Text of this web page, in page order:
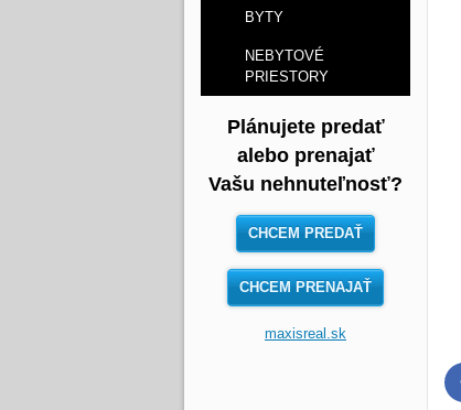
BYTY
NEBYTOVÉ
PRIESTORY
Plánujete predať
alebo prenajať
Vašu nehnuteľnosť?
CHCEM PREDAŤ
CHCEM PRENAJAŤ
maxisreal.sk